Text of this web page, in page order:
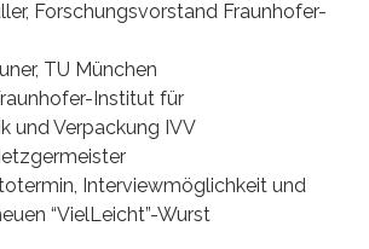
Forschungsvorstand Fraunhofer-
TU München
Institut für
und Verpackung IVV
Interviewmöglichkeit und
“VielLeicht”-Wurst